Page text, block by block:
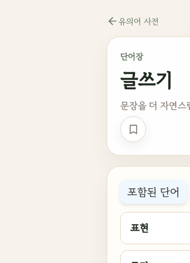
유의어 사전
단어장
글쓰기
문장을 더 자연스
단어장 저장
포함된 단어
표현